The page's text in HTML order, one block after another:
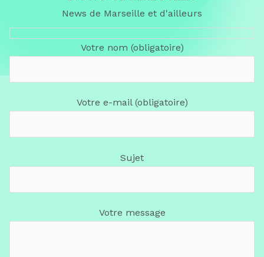
News de Marseille et d'ailleurs
Votre nom (obligatoire)
Votre e-mail (obligatoire)
Sujet
Votre message